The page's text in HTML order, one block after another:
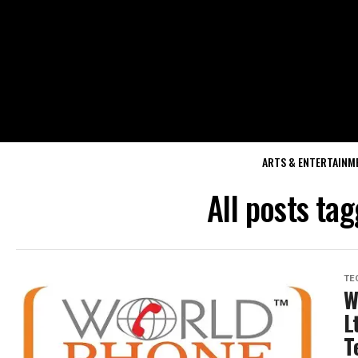
ARTS &
All posts